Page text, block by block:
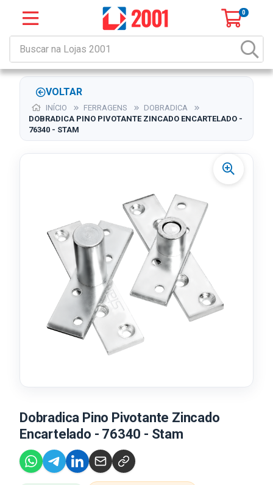
0
VOLTAR
INÍCIO FERRAGENS
DOBRADICA
DOBRADICA PINO PIVOTANTE ZINCADO ENCARTELADO -
76340 - STAM
Dobradica Pino Pivotante Zincado
Encartelado - 76340 - Stam